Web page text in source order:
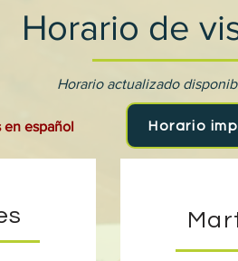
Horario de
Horario actualizado
Horario
en español